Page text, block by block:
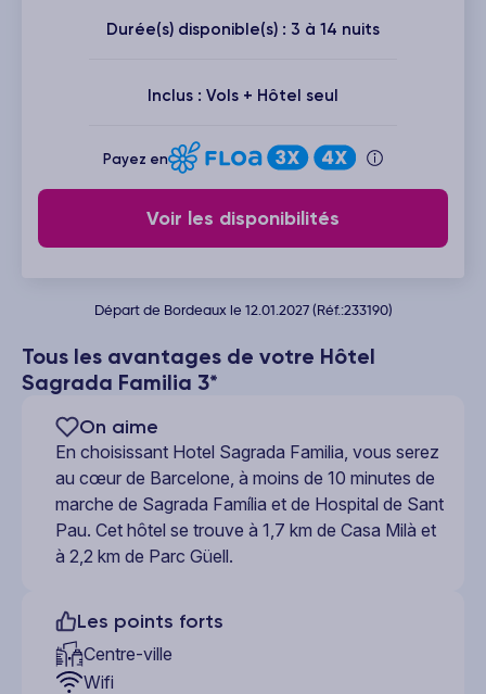
Tous les avantages de votre Hôtel
Sagrada Familia 3*
On aime
En choisissant Hotel Sagrada Familia, vous serez
au cœur de Barcelone, à moins de 10 minutes de
marche de Sagrada Família et de Hospital de Sant
Pau. Cet hôtel se trouve à 1,7 km de Casa Milà et
à 2,2 km de Parc Güell.
Les points forts
Centre-ville
Wifi
Durée(s) disponible(s) : 3 à 14 nuits
Inclus : Vols + Hôtel seul
Payez en
Voir les disponibilités
Départ de Bordeaux le 12.01.2027 (Réf.:233190)